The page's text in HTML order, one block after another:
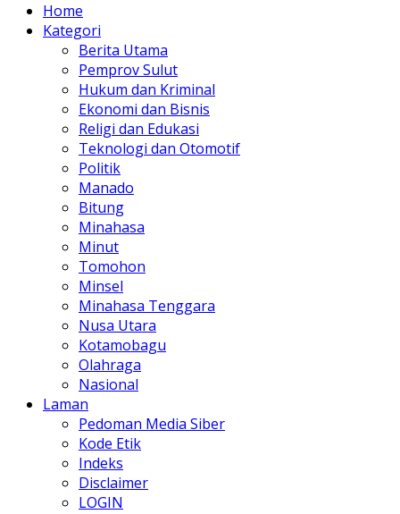
Home
Kategori
Berita Utama
Pemprov Sulut
Hukum dan Kriminal
Ekonomi dan Bisnis
Religi dan Edukasi
Teknologi dan Otomotif
Politik
Manado
Bitung
Minahasa
Minut
Tomohon
Minsel
Minahasa Tenggara
Nusa Utara
Kotamobagu
Olahraga
Nasional
Laman
Pedoman Media Siber
Kode Etik
Indeks
Disclaimer
LOGIN